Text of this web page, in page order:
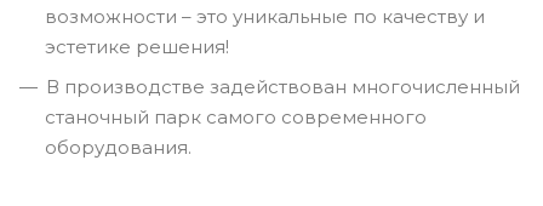
возможности – это уникальные по качеству и
эстетике решения!
В производстве задействован многочисленный
станочный парк самого современного
оборудования.